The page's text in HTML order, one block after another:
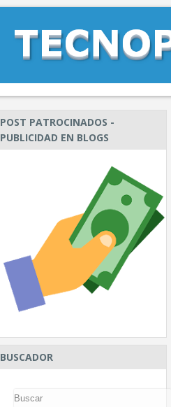
POST PATROCINADOS -
PUBLICIDAD EN BLOGS
BUSCADOR